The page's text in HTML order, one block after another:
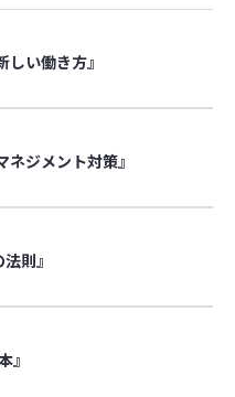
しい働き方』
ネジメント対策』
則』
』